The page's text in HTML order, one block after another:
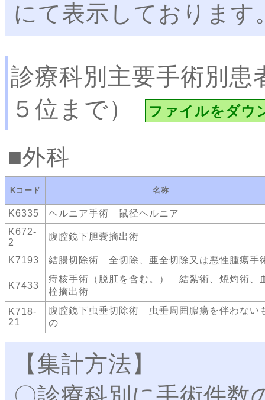
にて表示しております
診療科別主要手術別患
５位まで）
ファイルをダウ
外科
Kコード 名称
K6335
ヘルニア手術 鼠径ヘルニア
K672-
2
腹腔鏡下胆嚢摘出術
K7193 結腸切除術 全切除、亜全切除又は悪性腫瘍手
K7433
痔核手術（脱肛を含む。） 結紮術、焼灼術、
栓摘出術
K718-
21
腹腔鏡下虫垂切除術 虫垂周囲膿瘍を伴わない
の
【集計方法】